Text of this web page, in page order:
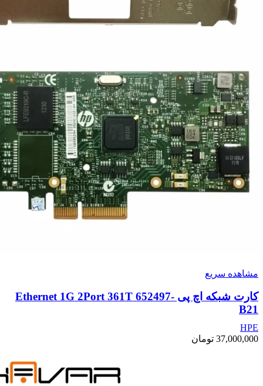
مشاهده سریع
کارت شبکه اچ پی Ethernet 1G 2Port 361T 652497-
B21
HPE
37,000,000 تومان